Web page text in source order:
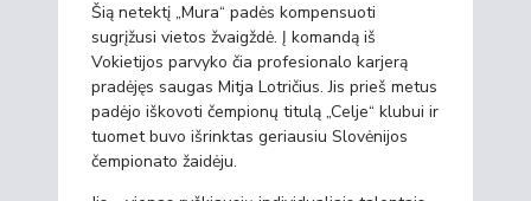
Šią netektį „Mura“ padės kompensuoti
sugrįžusi vietos žvaigždė. Į komandą iš
Vokietijos parvyko čia profesionalo karjerą
pradėjęs saugas Mitja Lotričius. Jis prieš metus
padėjo iškovoti čempionų titulą „Celje“ klubui ir
tuomet buvo išrinktas geriausiu Slovėnijos
čempionato žaidėju.